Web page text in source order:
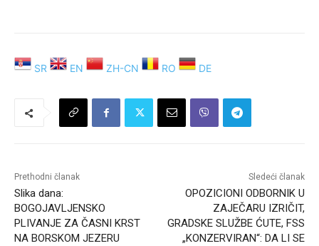
SR EN ZH-CN RO DE
Prethodni članak
Slika dana:
BOGOJAVLJENSKO
PLIVANJE ZA ČASNI KRST
NA BORSKOM JEZERU
Sledeći članak
OPOZICIONI ODBORNIK U
ZAJEČARU IZRIČIT,
GRADSKE SLUŽBE ĆUTE, FSS
„KONZERVIRAN“: DA LI SE